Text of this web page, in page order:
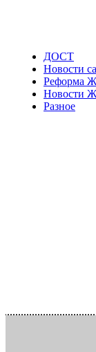
ДОСТ
Новости
Реформа
Новости
Разное